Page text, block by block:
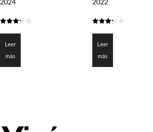
2024
de 5
Leer
más
2022
de 5
Leer
más